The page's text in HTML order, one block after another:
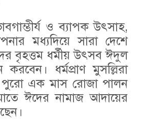
ও ব্যাপক উৎসাহ,
মধ্যদিয়ে সারা দেশে
বৃহত্তম ধর্মীয় উৎসব ঈদুল
ধর্মপ্রাণ মুসল্লিরা
পুরো এক মাস রোজা পালন
ঈদের নামাজ আদায়ের